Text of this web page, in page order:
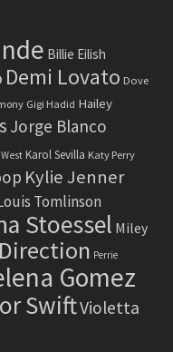
Billie Eilish
Demi Lovato Dove
Gigi Hadid Hailey
Jorge Blanco
Karol Sevilla Katy Perry
Kylie Jenner
Tomlinson
Stoessel Miley
Perrie
Gomez
SwiftVioletta